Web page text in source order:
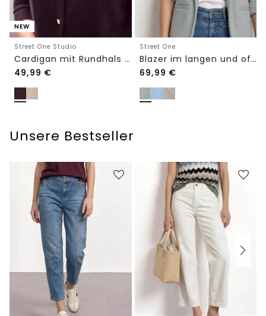
NEW
Street One Studio
Cardigan mit Rundhals und Knöpfen
49,99 €
Street One
Blazer im langen und offenen Schnitt
69,99 €
Unsere Bestseller